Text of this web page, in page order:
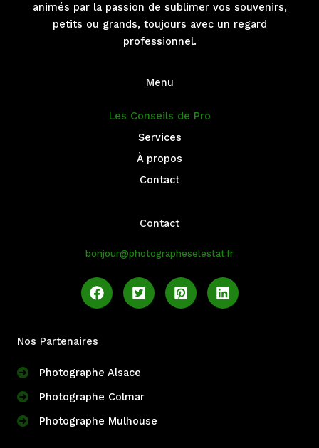
animés par la passion de sublimer vos souvenirs,
petits ou grands, toujours avec un regard
professionnel.
Menu
Les Conseils de Pro
Services
À propos
Contact
Contact
bonjour@photographeselestat.fr
Nos Partenaires
Photographe Alsace
Photographe Colmar
Photographe Mulhouse